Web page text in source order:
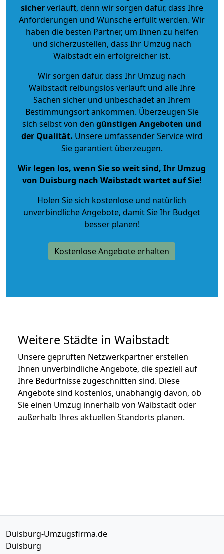
sicherverläuft, denn wir sorgen dafür, dass Ihre
Anforderungen und Wünsche erfüllt werden. Wir
haben die besten Partner, um Ihnen zu helfen
und sicherzustellen, dass Ihr Umzug nach
Waibstadt ein erfolgreicher ist.
Wir sorgen dafür, dass Ihr Umzug nach
Waibstadt reibungslos verläuft und alle Ihre
Sachen sicher und unbeschadet an Ihrem
Bestimmungsort ankommen. Überzeugen Sie
sich selbst von den günstigen Angeboten und
der Qualität. Unsere umfassender Service wird
Sie garantiert überzeugen.
Wir legen los, wenn Sie so weit sind, Ihr Umzug
von Duisburg nach Waibstadt wartet auf Sie!
Holen Sie sich kostenlose und natürlich
unverbindliche Angebote, damit Sie Ihr Budget
besser planen!
Kostenlose Angebote erhalten
Weitere Städte in Waibstadt
Unsere geprüften Netzwerkpartner erstellen
Ihnen unverbindliche Angebote, die speziell auf
Ihre Bedürfnisse zugeschnitten sind. Diese
Angebote sind kostenlos, unabhängig davon, ob
Sie einen Umzug innerhalb von Waibstadt oder
außerhalb Ihres aktuellen Standorts planen.
Duisburg-Umzugsfirma.de
Duisburg